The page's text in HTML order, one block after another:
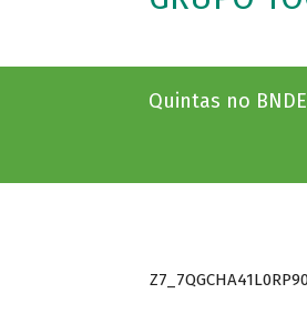
Quintas no